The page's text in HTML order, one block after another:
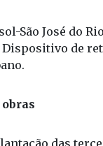
São José do
de
das